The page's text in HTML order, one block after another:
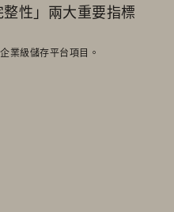
整性」兩大重要指標
業級儲存平台項目。